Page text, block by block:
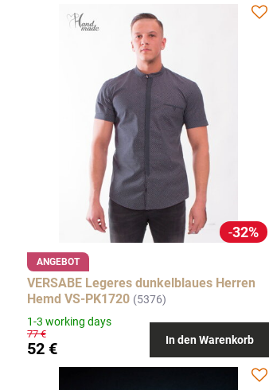
32%
ANGEBOT
VERSABE Legeres dunkelblaues Herren
Hemd VS-PK1720 (5376)
1-3 working days
52 €
77 € In den Warenkorb